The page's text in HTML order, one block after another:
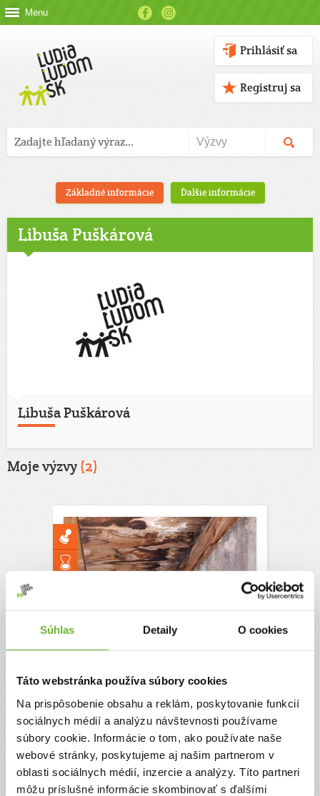
Súhlas Detaily O cookies
Táto webstránka používa súbory cookies
Na prispôsobenie obsahu a reklám, poskytovanie funkcií
sociálnych médií a analýzu návštevnosti používame
súbory cookie. Informácie o tom, ako používate naše
webové stránky, poskytujeme aj našim partnerom v
oblasti sociálnych médií, inzercie a analýzy. Títo partneri
môžu príslušné informácie skombinovať s ďalšími
Menu
Prihlásiť sa
Registruj sa
Základné informácie Ďalšie informácie
Libuša Puškárová
Libuša Puškárová
Moje výzvy(2)
Strecha poškodená
krupobitím
Poškodená strecha krupobitím. Poisťovňa to
že v poistnej zmluve bolo poškodenie alebo
zničenie živelnou udalosti a tou krupobitie je.
Vyše 20-cať rokov moja svokra poctivo platila
poistenie stavieb. Keď prvý krát v živote dala
žiadosť, že nastala poistná udalosť, poisťovňa to
zamietla a dali jej na zmluvu výpoveď k 31.3.2020
- teda k prvéímu ...